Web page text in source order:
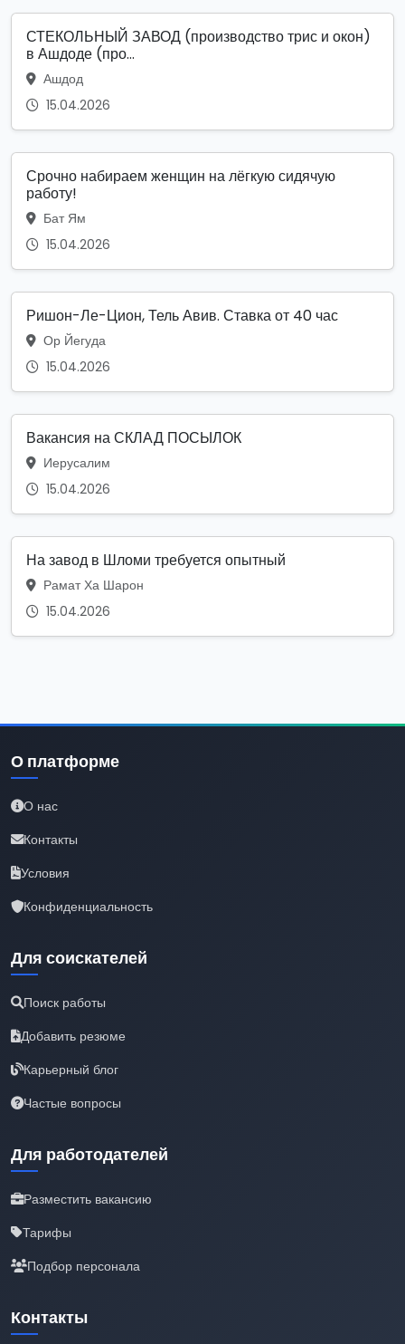
СТЕКОЛЬНЫЙ ЗАВОД (производство трис и окон)
в Ашдоде (про...
Ашдод
15.04.2026
Срочно набираем женщин на лёгкую сидячую
работу!
Бат Ям
15.04.2026
Ришон-Ле-Цион, Тель Авив. Ставка от 40 час
Ор Йегуда
15.04.2026
Вакансия на СКЛАД ПОСЫЛОК
Иерусалим
15.04.2026
На завод в Шломи требуется опытный
Рамат Ха Шарон
15.04.2026
О платформе
О нас
Контакты
Условия
Конфиденциальность
Для соискателей
Поиск работы
Добавить резюме
Карьерный блог
Частые вопросы
Для работодателей
Разместить вакансию
Тарифы
Подбор персонала
Контакты